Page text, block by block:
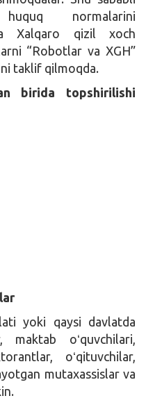
normalarini
Xalqaro qizil xoch
“Robotlar va XGH”
taklif qilmoqda.
birida topshirilishi
yoki qaysi davlatda
maktab oʻquvchilari,
oʻqituvchilar,
mutaxassislar va